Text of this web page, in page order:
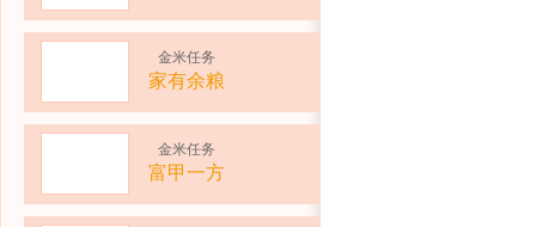
金米任务
家有余粮
金米任务
富甲一方